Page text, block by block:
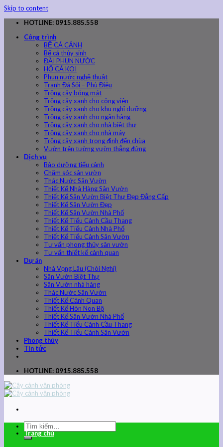
Skip to content
HOTLINE: 0915.885.558
Công trình
BỂ CÁ CẢNH
Bể cá thủy sinh
ĐÀI PHUN NƯỚC
HỒ CÁ KOI
Phun nước nghệ thuật
Tranh Đá Sỏi – Phù Điêu
Trồng cây bóng mát
Trồng cây xanh cho công viên
Trồng cây xanh cho khu nghỉ dưỡng
Trồng cây xanh cho ngân hàng
Trồng cây xanh cho nhà biệt thự
Trồng cây xanh cho nhà máy
Trồng cây xanh trong đình đến chùa
Vườn trên tường vườn thẳng đứng
Dịch vụ
Bảo dưỡng tiểu cảnh
Chăm sóc sân vườn
Thác Nước Sân Vườn
Thiết Kế Nhà Hàng Sân Vườn
Thiết Kế Sân Vườn Biệt Thự Đẹp Đẳng Cấp
Thiết Kế Sân Vườn Đẹp
Thiết Kế Sân Vườn Nhà Phố
Thiết Kế Tiểu Cảnh Cầu Thang
Thiết Kế Tiểu Cảnh Nhà Phố
Thiết Kế Tiểu Cảnh Sân Vườn
Tư vấn phong thủy sân vườn
Tư vấn thiết kế cảnh quan
Dự án
Nhà Vọng Lâu (Chòi Nghỉ)
Sân Vườn Biệt Thự
Sân Vườn nhà hàng
Thác Nước Sân Vườn
Thiết Kế Cảnh Quan
Thiết Kế Hòn Non Bộ
Thiết Kế Sân Vườn Nhà Phố
Thiết Kế Tiểu Cảnh Cầu Thang
Thiết Kế Tiểu Cảnh Sân Vườn
Phong thủy
Tin tức
HOTLINE: 0915.885.558
Trang chủ